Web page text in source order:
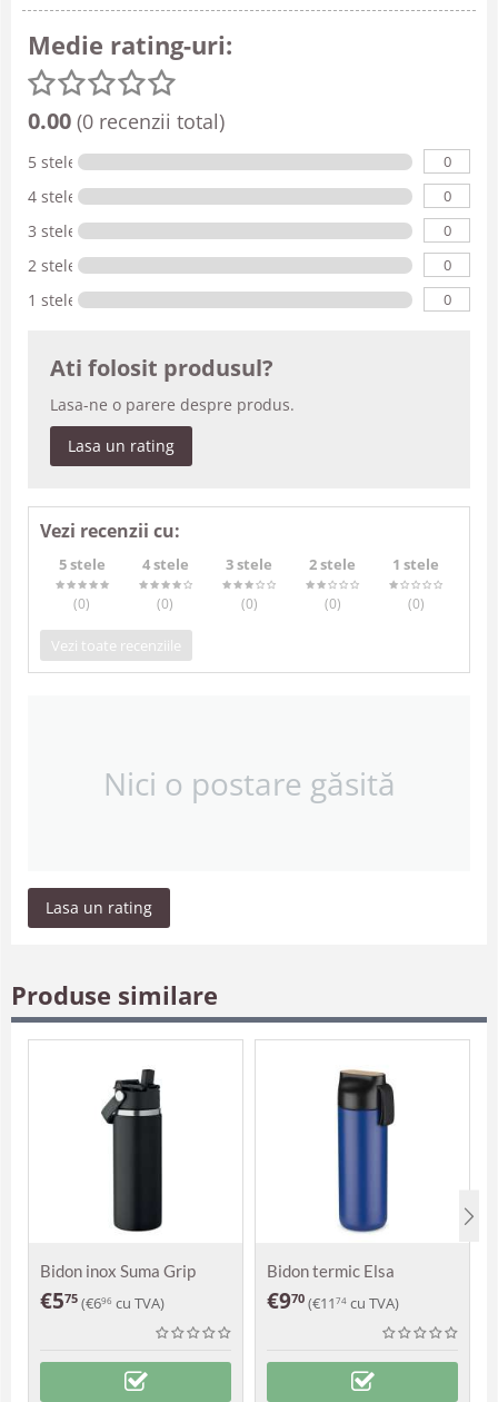
Medie rating-uri:
0.00 (0 recenzii total)
5 stele 0
4 stele 0
3 stele 0
2 stele 0
1 stele 0
Ati folosit produsul?
Lasa-ne o parere despre produs.
Lasa un rating
Vezi recenzii cu:
5 stele
(0)
4 stele
(0)
3 stele
(0)
2 stele
(0)
1 stele
(0)
Vezi toate recenziile
Nici o postare găsită
Lasa un rating
Produse similare
Bidon inox Suma Grip
€575 (€696 cu TVA)
Bidon termic Elsa
€970 (€11 74 cu TVA)